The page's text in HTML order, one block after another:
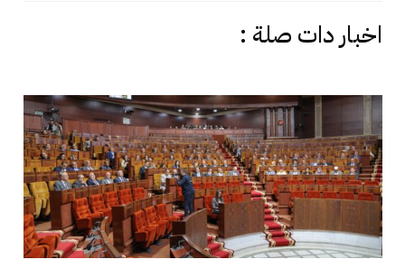
اخبار دات صلة :